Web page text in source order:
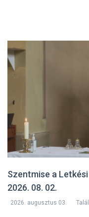
Szentmise a
2026. 08. 02.
2026. augusztus 03.